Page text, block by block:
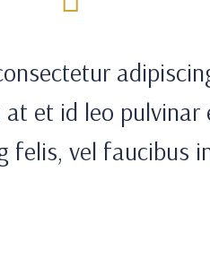
et id leo pulvinar
felis, vel faucibus